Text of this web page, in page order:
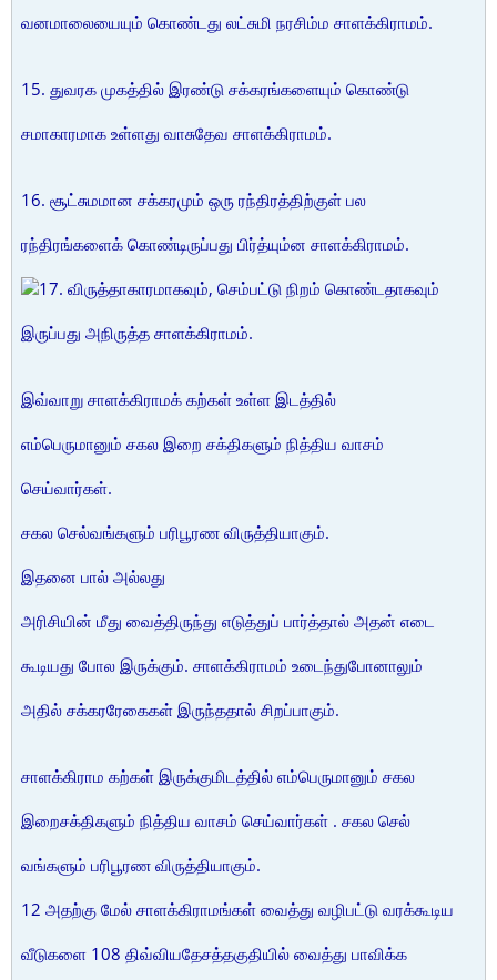
வனமாலையையும் கொண்டது லட்சுமி நரசிம்ம சாளக்கிராமம்.
15. துவரக முகத்தில் இரண்டு சக்கரங்களையும் கொண்டு
சமாகாரமாக உள்ளது வாசுதேவ சாளக்கிராமம்.
16. சூட்சுமமான சக்கரமும் ஒரு ரந்திரத்திற்குள் பல
ரந்திரங்களைக் கொண்டிருப்பது பிர்த்யும்ன சாளக்கிராமம்.
17. விருத்தாகாரமாகவும், செம்பட்டு நிறம் கொண்டதாகவும்
இருப்பது அநிருத்த சாளக்கிராமம்.
இவ்வாறு சாளக்கிராமக் கற்கள் உள்ள இடத்தில்
எம்பெருமானும் சகல இறை சக்திகளும் நித்திய வாசம்
செய்வார்கள்.
சகல செல்வங்களும் பரிபூரண விருத்தியாகும்.
இதனை பால் அல்லது
அரிசியின் மீது வைத்திருந்து எடுத்துப் பார்த்தால் அதன் எடை
கூடியது போல இருக்கும். சாளக்கிராமம் உடைந்துபோனாலும்
அதில் சக்கரரேகைகள் இருந்ததால் சிறப்பாகும்.
சாளக்கிராம கற்கள் இருக்குமிடத்தில் எம்பெருமானும் சகல
இறைசக்திகளும் நித்திய வாசம் செய்வார்கள் . சகல செல்
வங்களும் பரிபூரண விருத்தியாகும்.
12 அதற்கு மேல் சாளக்கிராமங்கள் வைத்து வழிபட்டு வரக்கூடிய
வீடுகளை 108 திவ்வியதேசத்தகுதியில் வைத்து பாவிக்க